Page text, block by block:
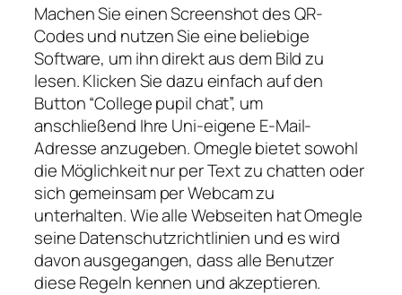
Machen Sie einen Screenshot des QR-
Codes und nutzen Sie eine beliebige
Software, um ihn direkt aus dem Bild zu
lesen. Klicken Sie dazu einfach auf den
Button “College pupil chat”, um
anschließend Ihre Uni-eigene E-Mail-
Adresse anzugeben. Omegle bietet sowohl
die Möglichkeit nur per Text zu chatten oder
sich gemeinsam per Webcam zu
unterhalten. Wie alle Webseiten hat Omegle
seine Datenschutzrichtlinien und es wird
davon ausgegangen, dass alle Benutzer
diese Regeln kennen und akzeptieren.